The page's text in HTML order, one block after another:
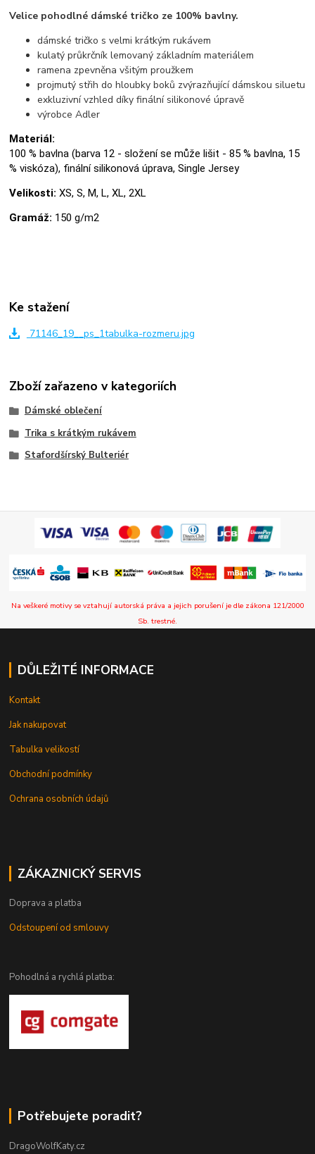
Velice pohodlné dámské tričko ze 100% bavlny.
dámské tričko s velmi krátkým rukávem
kulatý průkrčník lemovaný základním materiálem
ramena zpevněna všitým proužkem
projmutý střih do hloubky boků zvýrazňující dámskou siluetu
exkluzivní vzhled díky finální silikonové úpravě
výrobce Adler
Materiál:
100 % bavlna (barva 12 - složení se může lišit - 85 % bavlna, 15
% viskóza), finální silikonová úprava, Single Jersey
Velikosti: XS, S, M, L, XL, 2XL
Gramáž: 150 g/m2
Ke stažení
71146_19__ps_1tabulka-rozmeru.jpg
Zboží zařazeno v kategoriích
Dámské oblečení
Trika s krátkým rukávem
Stafordšírský Bulteriér
Na veškeré motivy se vztahují autorská práva a jejich porušení je dle zákona 121/2000
Sb. trestné.
DŮLEŽITÉ INFORMACE
Kontakt
Jak nakupovat
Tabulka velikostí
Obchodní podmínky
Ochrana osobních údajů
ZÁKAZNICKÝ SERVIS
Doprava a platba
Odstoupení od smlouvy
Pohodlná a rychlá platba:
Potřebujete poradit?
DragoWolfKaty.cz